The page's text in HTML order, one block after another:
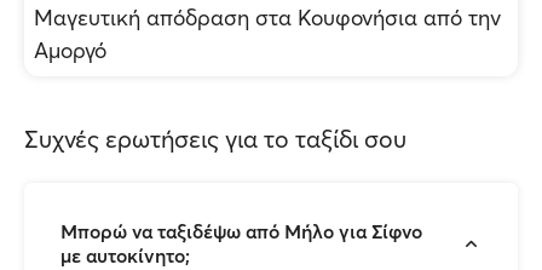
Μαγευτική απόδραση στα Κουφονήσια από την
Αμοργό
Συχνές ερωτήσεις για το ταξίδι σου
Μπορώ να ταξιδέψω από Μήλο για Σίφνο
με αυτοκίνητο;